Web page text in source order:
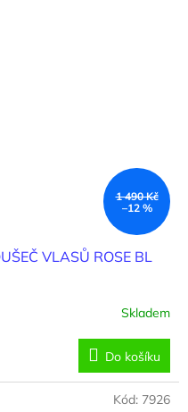
1 490 Kč
–12 %
VLASŮ ROSE BL
Skladem
Do košíku
Kód: 7926